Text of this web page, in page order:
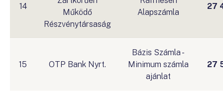
14
Működő
Részvénytársaság
Alapszámla
27
15 OTP Bank Nyrt.
Bázis Számla -
Minimum számla
ajánlat
27